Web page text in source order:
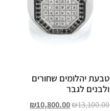
טבעת יהלומים שחורים
ולבנים לגבר
₪13,100.00
₪10,800.00